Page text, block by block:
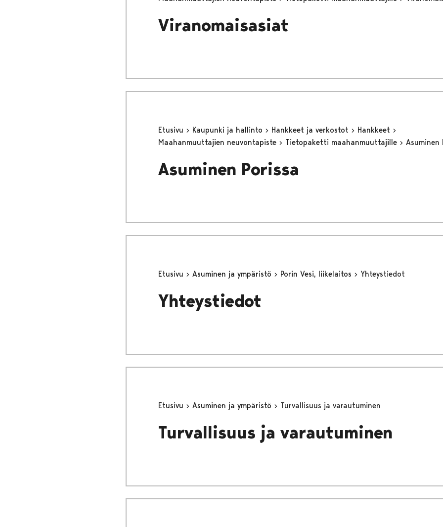
Viranomaisasiat
Etusivu Kaupunki ja hallinto Hankkeet ja verkostot
Hankkeet
Maahanmuuttajien neuvontapiste
Tietopaketti maahanmuuttajille Asuminen
Asuminen Porissa
Etusivu Asuminen ja ympäristö Porin Vesi, liikelaitos Yhteystiedot
Yhteystiedot
Etusivu Asuminen ja ympäristö Turvallisuus ja varautuminen
Turvallisuus ja varautuminen